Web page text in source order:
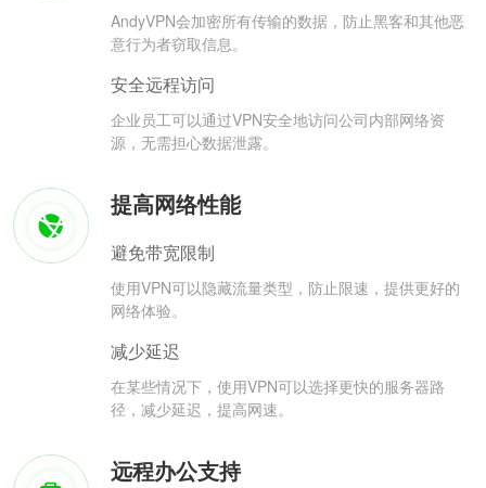
AndyVPN会加密所有传输的数据，防止黑客和其他恶
意行为者窃取信息。
安全远程访问
企业员工可以通过VPN安全地访问公司内部网络资
源，无需担心数据泄露。
提高网络性能
避免带宽限制
使用VPN可以隐藏流量类型，防止限速，提供更好的
网络体验。
减少延迟
在某些情况下，使用VPN可以选择更快的服务器路
径，减少延迟，提高网速。
远程办公支持